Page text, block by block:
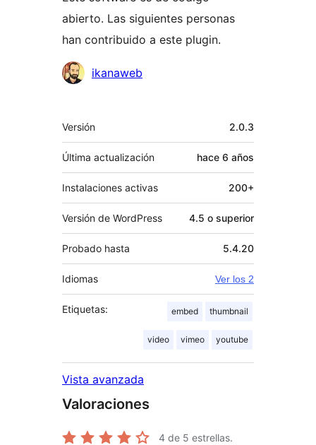
abierto. Las siguientes personas
han contribuido a este plugin.
Colaboradores
ikanaweb
Meta
Versión 2.0.3
Última actualización hace 6 años
Instalaciones activas 200+
Versión de WordPress 4.5 o superior
Probado hasta 5.4.20
Idiomas Ver los 2
Etiquetas: embed thumbnail
video vimeo youtube
Vista avanzada
Valoraciones
4 de 5 estrellas.